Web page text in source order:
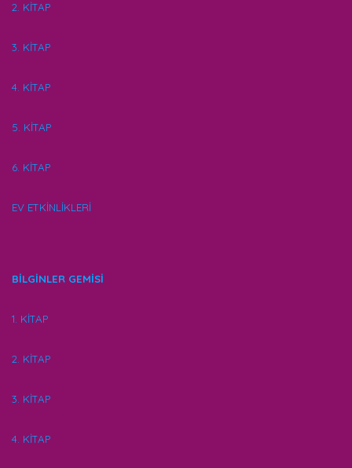
2. KİTAP
3. KİTAP
4. KİTAP
5. KİTAP
6. KİTAP
EV ETKİNLİKLERİ
BİLGİNLER GEMİSİ
1. KİTAP
2. KİTAP
3. KİTAP
4. KİTAP